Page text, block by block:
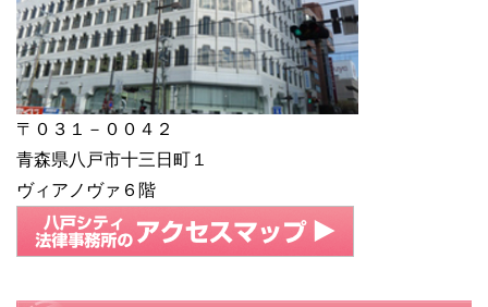
〒０３１－００４２
青森県八戸市十三日町１
ヴィアノヴァ６階